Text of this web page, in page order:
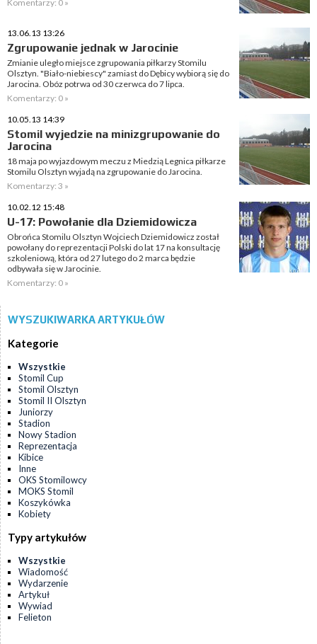
Komentarzy: 0 »
13.06.13 13:26
Zgrupowanie jednak w Jarocinie
Zmianie uległo miejsce zgrupowania piłkarzy Stomilu
Olsztyn. "Biało-niebiescy" zamiast do Dębicy wybiorą się do
Jarocina. Obóz potrwa od 30 czerwca do 7 lipca.
Komentarzy: 0 »
10.05.13 14:39
Stomil wyjedzie na minizgrupowanie do
Jarocina
18 maja po wyjazdowym meczu z Miedzią Legnica piłkarze
Stomilu Olsztyn wyjadą na zgrupowanie do Jarocina.
Komentarzy: 3 »
10.02.12 15:48
U-17: Powołanie dla Dziemidowicza
Obrońca Stomilu Olsztyn Wojciech Dziemidowicz został
powołany do reprezentacji Polski do lat 17 na konsultację
szkoleniową, która od 27 lutego do 2 marca będzie
odbywała się w Jarocinie.
Komentarzy: 0 »
WYSZUKIWARKA ARTYKUŁÓW
Kategorie
Wszystkie
Stomil Cup
Stomil Olsztyn
Stomil II Olsztyn
Juniorzy
Stadion
Nowy Stadion
Reprezentacja
Kibice
Inne
OKS Stomilowcy
MOKS Stomil
Koszykówka
Kobiety
Typy artykułów
Wszystkie
Wiadomość
Wydarzenie
Artykuł
Wywiad
Felieton